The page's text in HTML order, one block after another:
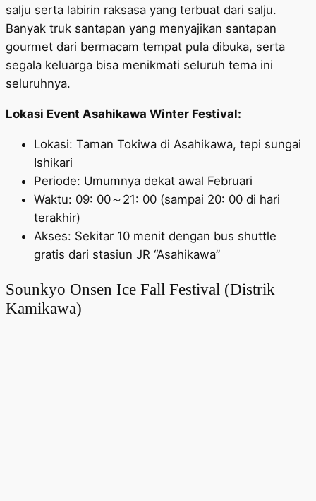
salju serta labirin raksasa yang terbuat dari salju.
Banyak truk santapan yang menyajikan santapan
gourmet dari bermacam tempat pula dibuka, serta
segala keluarga bisa menikmati seluruh tema ini
seluruhnya.
Lokasi Event Asahikawa Winter Festival:
Lokasi: Taman Tokiwa di Asahikawa, tepi sungai
Ishikari
Periode: Umumnya dekat awal Februari
Waktu: 09: 00～21: 00 (sampai 20: 00 di hari
terakhir)
Akses: Sekitar 10 menit dengan bus shuttle
gratis dari stasiun JR “Asahikawa”
Sounkyo Onsen Ice Fall Festival (Distrik
Kamikawa)